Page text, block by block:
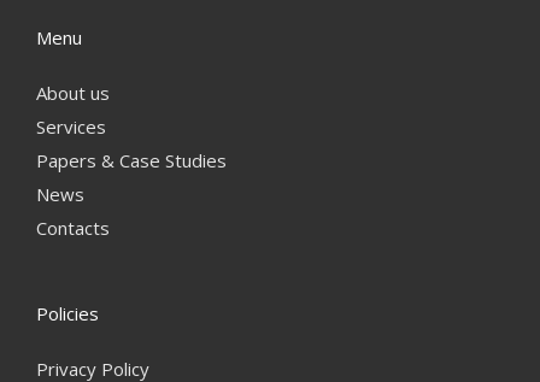
Menu
About us
Services
Papers & Case Studies
News
Contacts
Policies
Privacy Policy